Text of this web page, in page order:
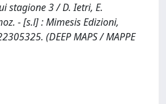
stagione 3 / D. Ietri, E.
- [s.l] : Mimesis Edizioni,
(DEEP MAPS / MAPPE